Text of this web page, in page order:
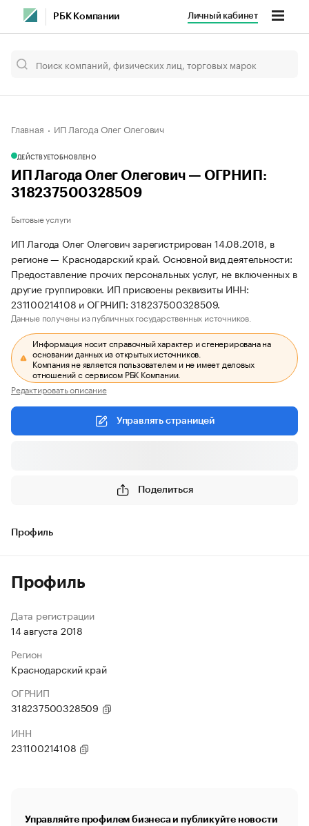
РБК Компании Личный кабинет
Главная ИП Лагода Олег Олегович
ДЕЙСТВУЕТОБНОВЛЕНО
ИП Лагода Олег Олегович — ОГРНИП:
318237500328509
Бытовые услуги
ИП Лагода Олег Олегович зарегистрирован 14.08.2018, в
регионе — Краснодарский край. Основной вид деятельности:
Предоставление прочих персональных услуг, не включенных в
другие группировки. ИП присвоены реквизиты ИНН:
231100214108 и ОГРНИП: 318237500328509.
Данные получены из публичных государственных источников.
Информация носит справочный характер и сгенерирована на
основании данных из открытых источников.
Компания не является пользователем и не имеет деловых
отношений с сервисом РБК Компании.
Редактировать описание
Управлять страницей
Поделиться
Профиль
Профиль
Дата регистрации
14 августа 2018
Регион
Краснодарский край
ОГРНИП
318237500328509
ИНН
231100214108
Управляйте профилем бизнеса и публикуйте новости